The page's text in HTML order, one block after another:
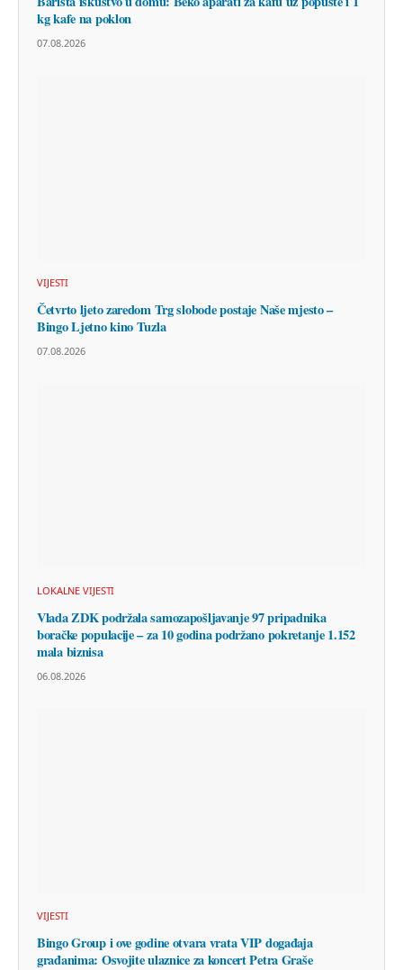
kg kafe na poklon
07.08.2026
VIJESTI
Četvrto ljeto zaredom Trg slobode postaje Naše mjesto –
Bingo Ljetno kino Tuzla
07.08.2026
LOKALNE VIJESTI
Vlada ZDK podržala samozapošljavanje 97 pripadnika
boračke populacije – za 10 godina podržano pokretanje 1.152
mala biznisa
06.08.2026
VIJESTI
Bingo Group i ove godine otvara vrata VIP događaja
građanima: Osvojite ulaznice za koncert Petra Graše